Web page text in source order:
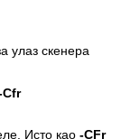
улаз скенера
Cfr
Исто као -CFr